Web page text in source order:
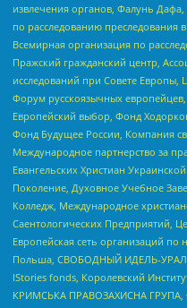
извлечения органов, Фалунь
по расследованию преследования
Всемирная организация по
Пражский гражданский центр,
исследований при Совете Европы,
Форум русскоязычных
Европейский выбор, Фонд
Фонд Будущее России, Компания
Международное партнерство за
Евангельских Христиан
Поколение, Духовное Учебное
Колледж, Международное
Саентологических Предприятий,
Европейская сеть организаций
Польша, СВОБОДНЫЙ ИДЕЛЬ-УРАЛ,
IStories fonds, Королевский
КРИМСЬКА ПРАВОЗАХИСНА ГРУПА,